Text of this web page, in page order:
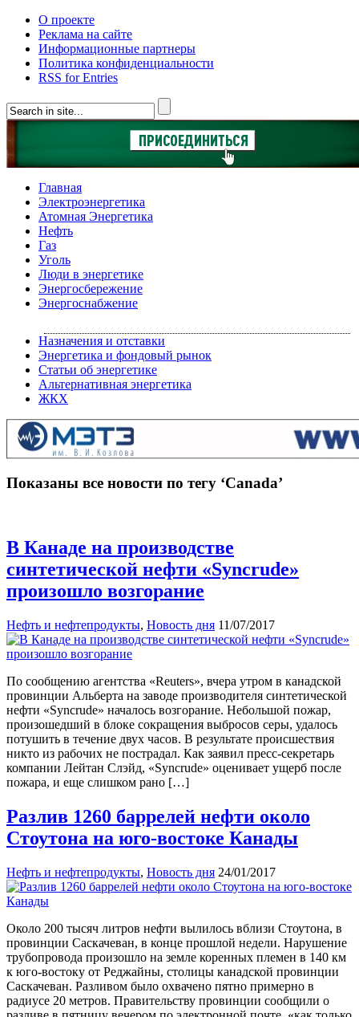
О проекте
Реклама на сайте
Информационные партнеры
Политика конфиденциальности
RSS for Entries
Главная
Электроэнергетика
Атомная Энергетика
Нефть
Газ
Уголь
Люди в энергетике
Энергосбережение
Энергоснабжение
Назначения и отставки
Энергетика и фондовый рынок
Статьи об энергетике
Альтернативная энергетика
ЖКХ
Показаны все новости по тегу ‘Canada’
В Канаде на производстве
синтетической нефти «Syncrude»
произошло возгорание
Нефть и нефтепродукты, Новость дня 11/07/2017
По сообщению агентства «Reuters», вчера утром в канадской
провинции Альберта на заводе производителя синтетической
нефти «Syncrude» началось возгорание. Небольшой пожар,
произошедший в блоке сокращения выбросов серы, удалось
потушить в течение двух часов. В результате происшествия
никто из рабочих не пострадал. Как заявил пресс-секретарь
компании Лейтан Слэйд, «Syncrude» оценивает ущерб после
пожара, и еще слишком рано […]
Разлив 1260 баррелей нефти около
Стоутона на юго-востоке Канады
Нефть и нефтепродукты, Новость дня 24/01/2017
Около 200 тысяч литров нефти вылилось вблизи Стоутона, в
провинции Саскачеван, в конце прошлой недели. Нарушение
трубопровода произошло на земле коренных племен в 140 км
к юго-востоку от Реджайны, столицы канадской провинции
Саскачеван. Разливом было охвачено пятно примерно в
радиусе 20 метров. Правительству провинции сообщили о